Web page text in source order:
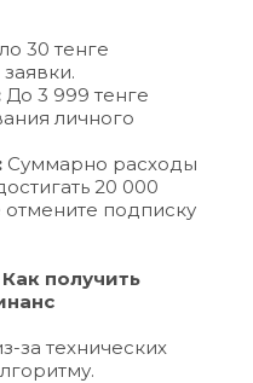
30 тенге
До 3 999 тенге
личного
Суммарно расходы
20 000
подписку
получить
за технических